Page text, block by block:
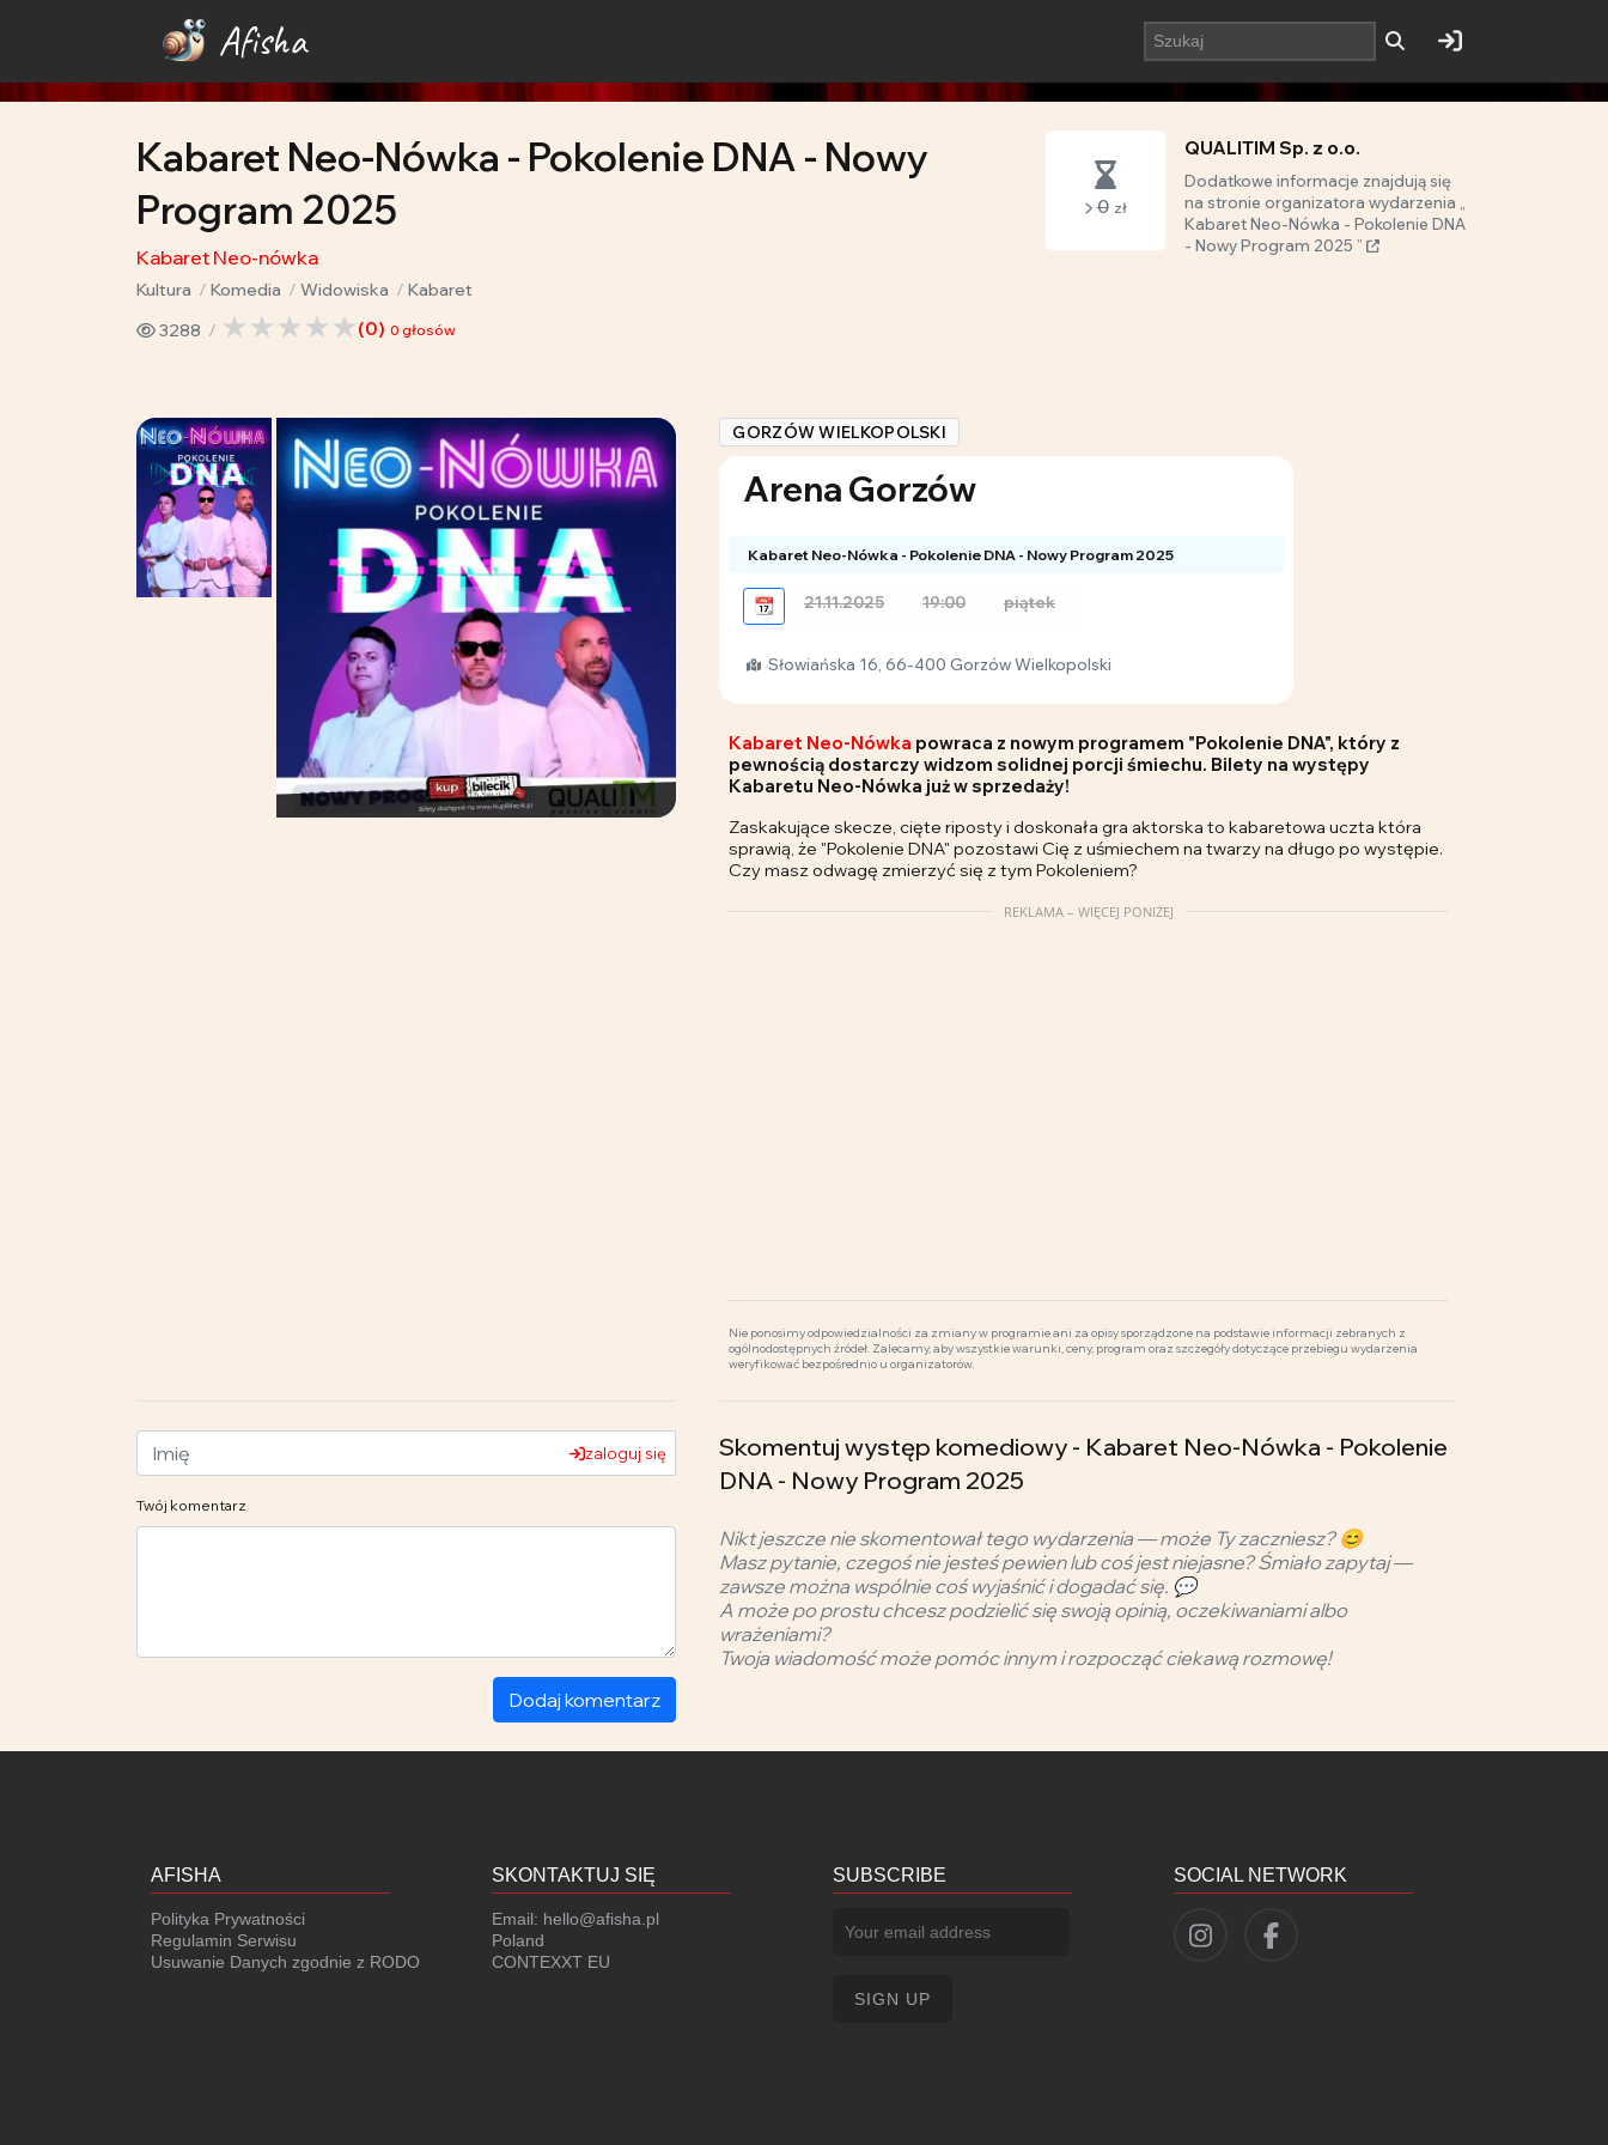
Afisha
Kabaret Neo-Nówka - Pokolenie DNA - Nowy
Program 2025
Kabaret Neo-nówka
Kultura Komedia Widowiska
Kabaret
3288
(0) 0 głosów
0 zł
QUALITIM Sp. z o.o.
Dodatkowe informacje znajdują się
na stronie organizatora wydarzenia „
Kabaret Neo-Nówka - Pokolenie DNA
- Nowy Program 2025 ”
GORZÓW WIELKOPOLSKI
Arena Gorzów
Kabaret Neo-Nówka - Pokolenie DNA - Nowy Program 2025
📆 21.11.2025 19:00 piątek
Słowiańska 16, 66-400 Gorzów Wielkopolski
Kabaret Neo-Nówka powraca z nowym programem "Pokolenie DNA", który z
pewnością dostarczy widzom solidnej porcji śmiechu. Bilety na występy
Kabaretu Neo-Nówka już w sprzedaży!
Zaskakujące skecze, cięte riposty i doskonała gra aktorska to kabaretowa uczta która
sprawią, że "Pokolenie DNA" pozostawi Cię z uśmiechem na twarzy na długo po występie.
Czy masz odwagę zmierzyć się z tym Pokoleniem?
REKLAMA – WIĘCEJ PONIŻEJ
Nie ponosimy odpowiedzialności za zmiany w programie ani za opisy sporządzone na podstawie informacji zebranych z
ogólnodostępnych źródeł. Zalecamy, aby wszystkie warunki, ceny, program oraz szczegóły dotyczące przebiegu wydarzenia
weryfikować bezpośrednio u organizatorów.
zaloguj się
Twój komentarz
Dodaj komentarz
Skomentuj występ komediowy - Kabaret Neo-Nówka - Pokolenie
DNA - Nowy Program 2025
Nikt jeszcze nie skomentował tego wydarzenia — może Ty zaczniesz? 😊
Masz pytanie, czegoś nie jesteś pewien lub coś jest niejasne? Śmiało zapytaj —
zawsze można wspólnie coś wyjaśnić i dogadać się. 💬
A może po prostu chcesz podzielić się swoją opinią, oczekiwaniami albo
wrażeniami?
Twoja wiadomość może pomóc innym i rozpocząć ciekawą rozmowę!
AFISHA
Polityka Prywatności
Regulamin Serwisu
Usuwanie Danych zgodnie z RODO
SKONTAKTUJ SIĘ
Email: hello@afisha.pl
Poland
CONTEXXT EU
SUBSCRIBE SOCIAL NETWORK